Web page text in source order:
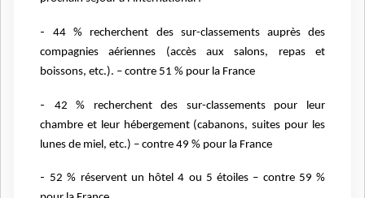
-44 % recherchent des sur-classements auprès des
compagnies aériennes (accès aux salons, repas et
boissons, etc.). – contre 51 % pour la France
- 42 % recherchent des sur-classements pour leur
chambre et leur hébergement (cabanons, suites pour les
lunes de miel, etc.) – contre 49 % pour la France
- 52 % réservent un hôtel 4 ou 5 étoiles – contre 59 %